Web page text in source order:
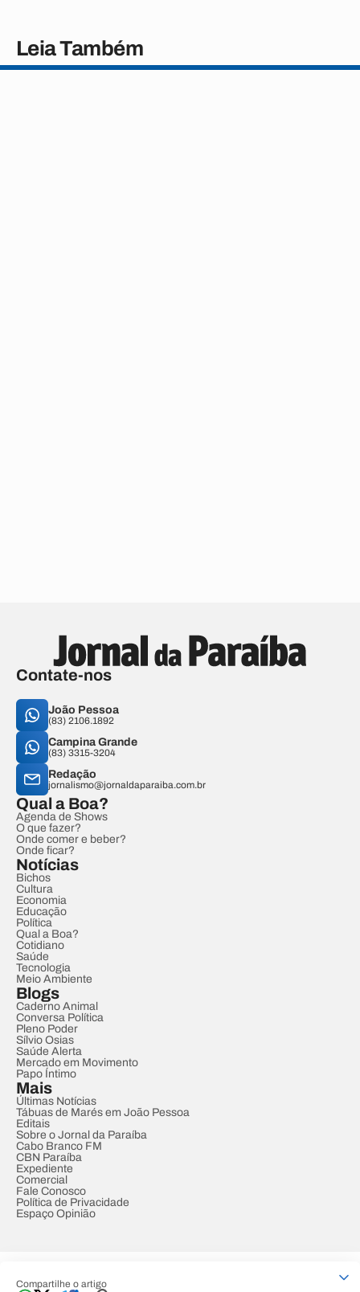
Compartilhe o artigo
Leia Também
Contate-nos
João Pessoa
(83) 2106.1892
Campina Grande
(83) 3315-3204
Redação
jornalismo@jornaldaparaiba.com.br
Qual a Boa?
Agenda de Shows
O que fazer?
Onde comer e beber?
Onde ficar?
Notícias
Bichos
Cultura
Economia
Educação
Política
Qual a Boa?
Cotidiano
Saúde
Tecnologia
Meio Ambiente
Blogs
Caderno Animal
Conversa Política
Pleno Poder
Sílvio Osias
Saúde Alerta
Mercado em Movimento
Papo Íntimo
Mais
Últimas Notícias
Tábuas de Marés em João Pessoa
Editais
Sobre o Jornal da Paraíba
Cabo Branco FM
CBN Paraíba
Expediente
Comercial
Fale Conosco
Política de Privacidade
Espaço Opinião